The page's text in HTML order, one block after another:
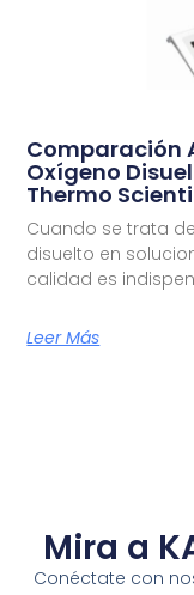
Comparación
Oxígeno
Thermo
Cuando se trata
disuelto en
calidad es
Leer Más
Mira a
Conéctate con